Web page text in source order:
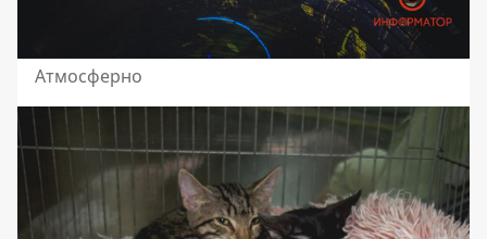
Атмосферно